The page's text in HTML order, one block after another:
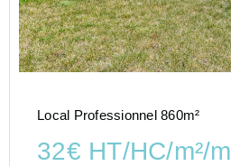
Local Professionnel 860m²
32€ HT/HC/m²/